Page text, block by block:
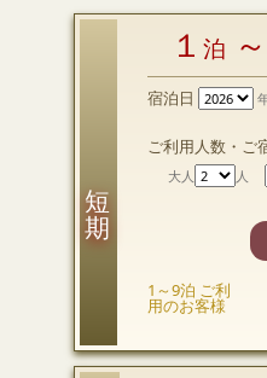
１ 泊
宿泊日
ご利用人数・ご
大人 人
1～9泊 ご利
用のお客様